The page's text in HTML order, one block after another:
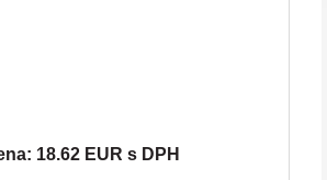
18.62 EUR s DPH